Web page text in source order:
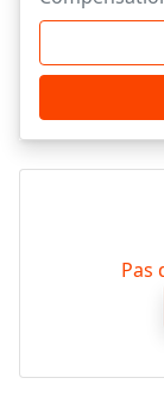
Pas